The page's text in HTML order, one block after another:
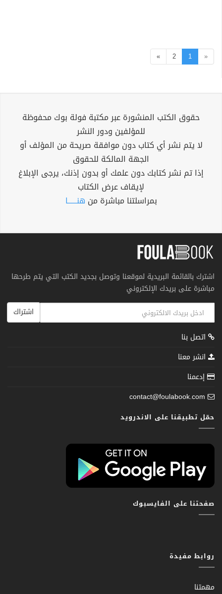
«
1
2
»
حقوق الكتب المنشورة عبر مكتبة فولة بوك محفوظة
للمؤلفين ودور النشر
لا يتم نشر أي كتاب دون موافقة صريحة من المؤلف أو
الجهة المالكة للحقوق
إذا تم نشر كتابك دون علمك أو بدون إذنك، يرجى الإبلاغ
لإيقاف عرض الكتاب
بمراسلتنا مباشرة من هنــــــا
اشترك بالقائمة البريدية لموقعنا وتوصل بجديد الكتب التي يتم طرحها
مباشرة على بريدك الإلكتروني
اشتراك
اتصل بنا
انشر معنا
إدعمنا
contact@foulabook.com
حمّل تطبيقنا على الاندرويد
صفحتنا على الفايسبوك
روابط مفيدة
مهمتنا